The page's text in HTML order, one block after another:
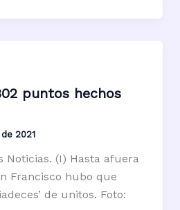
puntos hechos
2021
Noticias. (I) Hasta afuera
Francisco hubo que
de unitos. Foto: